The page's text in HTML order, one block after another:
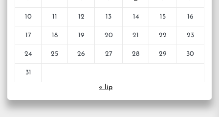
10 11 12 13 14 15 16
17 18 19 20 21 22 23
24 25 26 27 28 29 30
31
« lip